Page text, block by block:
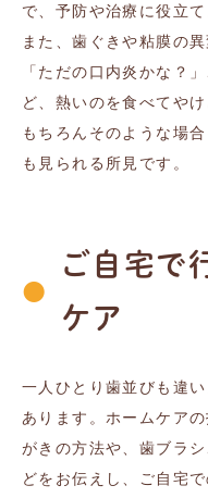
で、予防や治療に役立て
また、歯ぐきや粘膜の
「ただの口内炎かな？
ど、熱いのを食べてやけ
もちろんそのような場
も見られる所見です。
ご自宅で
ケア
一人ひとり歯並びも違
あります。ホームケア
がきの方法や、歯ブラ
どをお伝えし、ご自宅